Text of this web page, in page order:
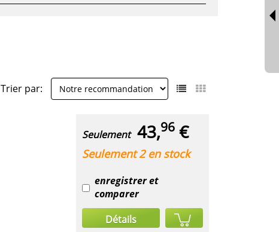
Trier par:
Seulement 43,96 €
Seulement 2 en stock
enregistrer et
comparer
Détails